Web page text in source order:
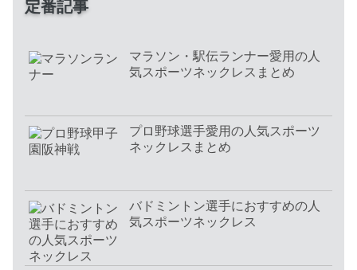
定番記事
マラソン・駅伝ランナー愛用の人
気スポーツネックレスまとめ
プロ野球選手愛用の人気スポーツ
ネックレスまとめ
バドミントン選手におすすめの人
気スポーツネックレス